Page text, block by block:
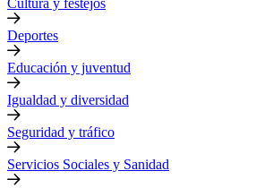
Cultura y festejos
Deportes
Educación y juventud
Igualdad y diversidad
Seguridad y tráfico
Servicios Sociales y Sanidad